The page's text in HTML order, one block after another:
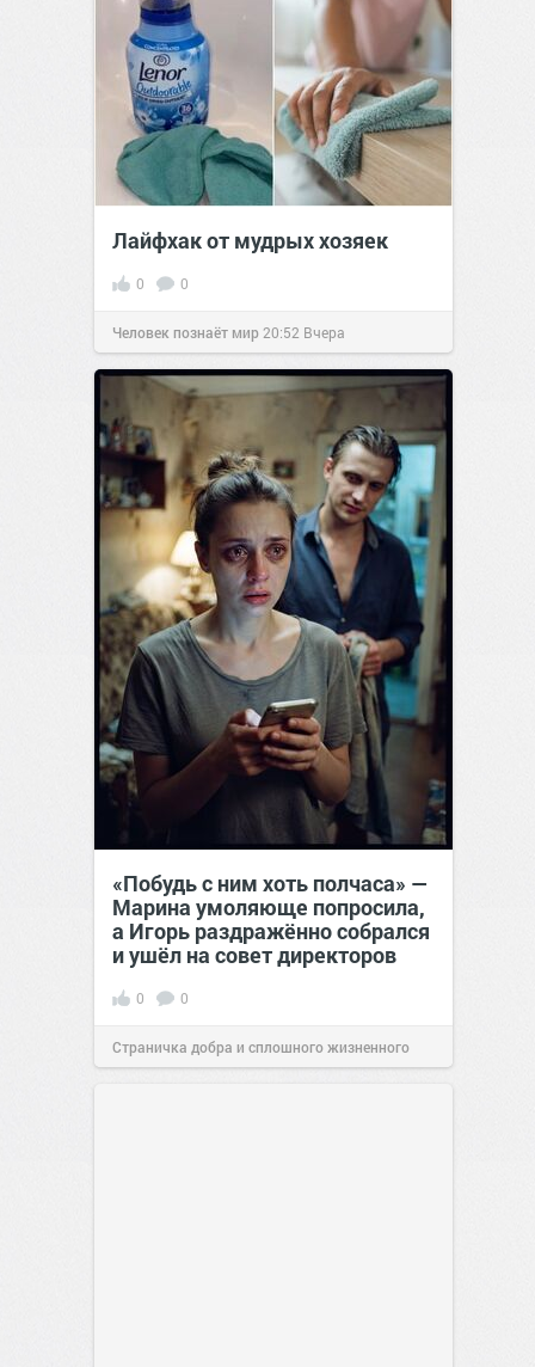
Лайфхак от мудрых хозяек
0 0
Человек познаёт мир 20:52 Вчера
«Побудь с ним хоть полчаса» —
Марина умоляюще попросила,
а Игорь раздражённо собрался
и ушёл на совет директоров
0 0
Страничка добра и сплошного жизненного